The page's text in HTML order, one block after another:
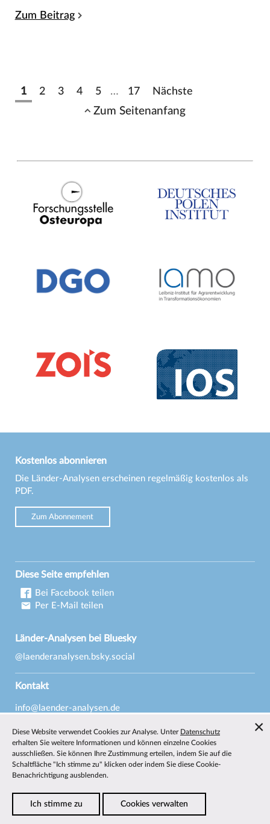
Zum Beitrag
1 2 3 4 5 … 17 Nächste
Zum Seitenanfang
Kostenlos abonnieren
Die Länder-Analysen erscheinen regelmäßig kostenlos als
PDF.
Zum Abonnement
Diese Seite empfehlen
Bei Facebook teilen
Per E-Mail teilen
Länder-Analysen bei Bluesky
@laenderanalysen.bsky.social
Kontakt
info@laender-analysen.de
Fax: 0421/218-69607
Redaktionen
Wissenschaftliche Beiräte
Über die Länder-Analysen
Diese Website verwendet Cookies zur Analyse. Unter Datenschutz
erhalten Sie weitere Informationen und können einzelne Cookies
ausschließen. Sie können Ihre Zustimmung erteilen, indem Sie auf die
Schaltfläche "Ich stimme zu" klicken oder indem Sie diese Cookie-
Benachrichtigung ausblenden.
Ich stimme zu Cookies verwalten